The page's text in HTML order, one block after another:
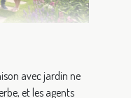
avec jardin ne
et les agents